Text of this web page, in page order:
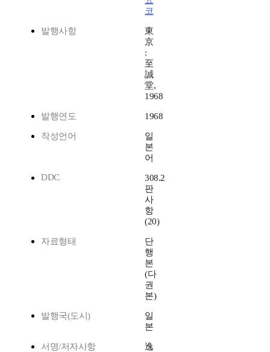
코
발행사항
東
京
:
至
誠
堂,
1968
발행연도 1968
작성언어
일
본
어
DDC
308.2
판
사
항
(20)
자료형태
단
행
본
(다
권
본)
발행국(도시)
일
본
서명/저자사항 逸